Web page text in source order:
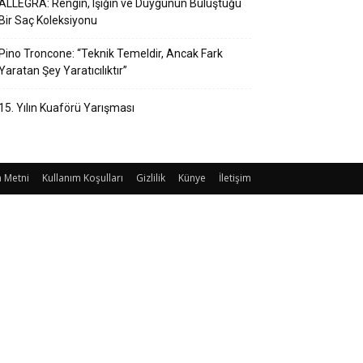
Rengin, Işığın ve Duygunun Buluştuğu
Bir Saç Koleksiyonu
Pino Troncone: “Teknik Temeldir, Ancak Fark
Şey Yaratıcılıktır”
15. Yılın Kuaförü Yarışması
Metni Kullanım Koşulları Gizlilik Künye İletişim